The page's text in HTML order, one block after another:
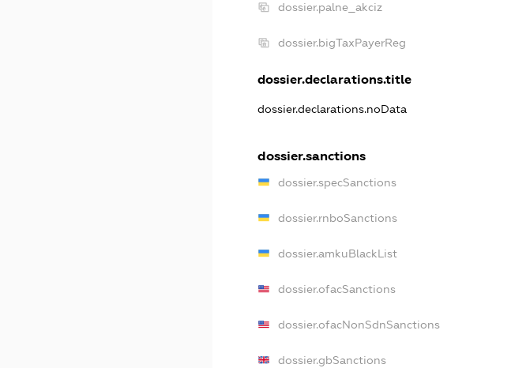
dossier.palne_akciz
dossier.bigTaxPayerReg
dossier.declarations.title
dossier.declarations.noData
dossier.sanctions
dossier.specSanctions
dossier.rnboSanctions
dossier.amkuBlackList
dossier.ofacSanctions
dossier.ofacNonSdnSanctions
dossier.gbSanctions